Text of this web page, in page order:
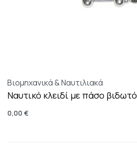
Βιομηχανικά & Ναυτιλιακά
Ναυτικό κλειδί με πάσο βιδωτό
0,00 €